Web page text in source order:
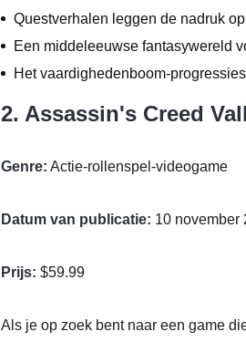
Questverhalen leggen de nadruk
Een middeleeuwse fantasywereld
Het vaardighedenboom-
2. Assassin's Creed
Genre: Actie-rollenspel-videogame
Datum van publicatie: 10 november
Prijs: $59.99
Als je op zoek bent naar een game